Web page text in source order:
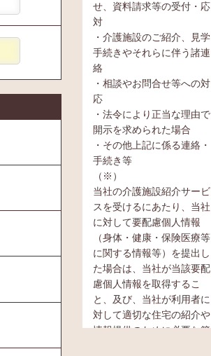
せ、資料請求等の受付・応
対
・介護施設のご紹介、見学
手続きやそれらに伴う諸連
絡
・相談やお問合せ等への対
応
・法令により正当な理由で
開示を求められた場合
・その他上記に係る連絡・
手続き等
（※）
当社の介護施設紹介サービ
スを受けるにあたり、当社
に対して要配慮個人情報
（身体・健康・保険医療等
に関する情報等）を提出し
た場合は、当社が当該要配
慮個人情報を取得するこ
と、及び、当社が利用者に
対して適切な住宅の紹介や
情報提供のために必要な範